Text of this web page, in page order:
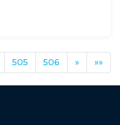
505 506 » »»